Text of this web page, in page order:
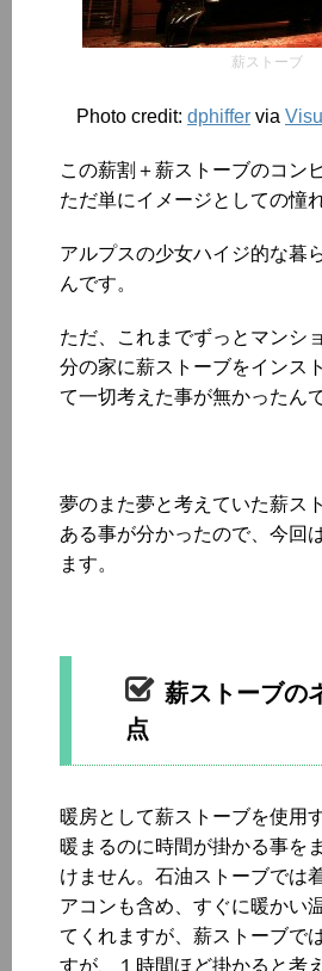
薪ストーブ
Photo credit: dphiffer via
この薪割＋薪ストーブのコン
ただ単にイメージとしての憧
アルプスの少女ハイジ的な暮
んです。
ただ、これまでずっとマンシ
分の家に薪ストーブをインス
て一切考えた事が無かったんで
夢のまた夢と考えていた薪ス
ある事が分かったので、今回
ます。
薪ストーブの
点
暖房として薪ストーブを使用
暖まるのに時間が掛かる事を
けません。石油ストーブでは
アコンも含め、すぐに暖かい
てくれますが、薪ストーブで
すが、１時間ほど掛かると考